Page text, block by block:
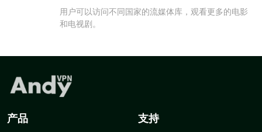
用户可以访问不同国家的流媒体库，观看更多的电影
和电视剧。
产品 支持